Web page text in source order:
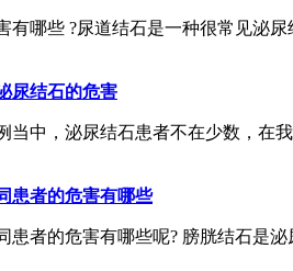
有哪些 ?尿道结石是一种很常见泌
尿结石的危害
当中，泌尿结石患者不在少数，在
患者的危害有哪些
患者的危害有哪些呢? 膀胱结石是